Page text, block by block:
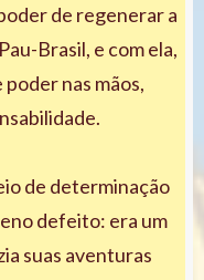
de regenerar a
Brasil, e com ela,
nas mãos,
de determinação
defeito: era um
suas aventuras